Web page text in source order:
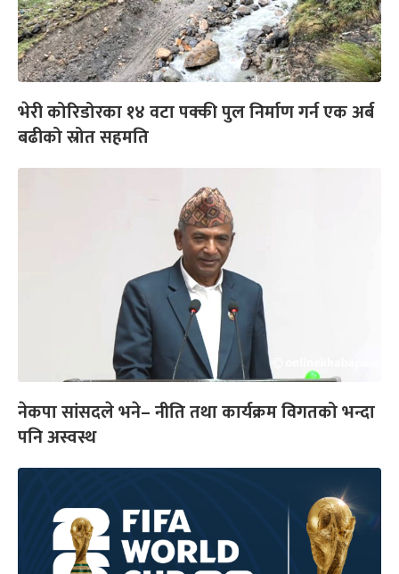
भेरी कोरिडोरका १४ वटा पक्की पुल निर्माण गर्न एक अर्ब
बढीको स्रोत सहमति
नेकपा सांसदले भने– नीति तथा कार्यक्रम विगतको भन्दा
पनि अस्वस्थ